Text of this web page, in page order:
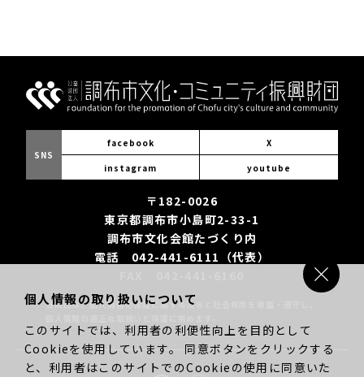
SNS
facebook X
instagram youtube
〒182-0026
東京都調布市小島町2-33-1
調布市文化会館たづくり内
電話 042-441-6111（代表）
当財団は、個人情報の保護に関する法令と社会秩序を尊重・遵守し、
個人情報の取り扱いについて
このサイトでは、利用者の利便性向上を目的として
Cookieを使用しています。 同意ボタンをクリックする
と、利用者はこのサイトでのCookieの使用に同意いた